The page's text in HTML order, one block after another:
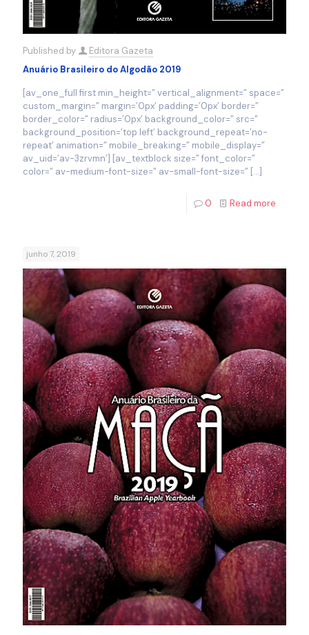
Published by
Editora Gazeta
Anuário Brasileiro do Algodão 2019
[av_one_full first min_height=” vertical_alignment=” space=”
custom_margin=” margin=’0px’ padding=’0px’ border=”
border_color=” radius=’0px’ background_color=” src=”
background_position=’top left’ background_repeat=’no-
repeat’ animation=” mobile_breaking=” mobile_display=”
av_uid=’av-3zrvmn’] [av_textblock size=” font_color=”
color=” av-medium-font-size=” av-small-font-size=” […]
0 Read more
junho 7, 2019